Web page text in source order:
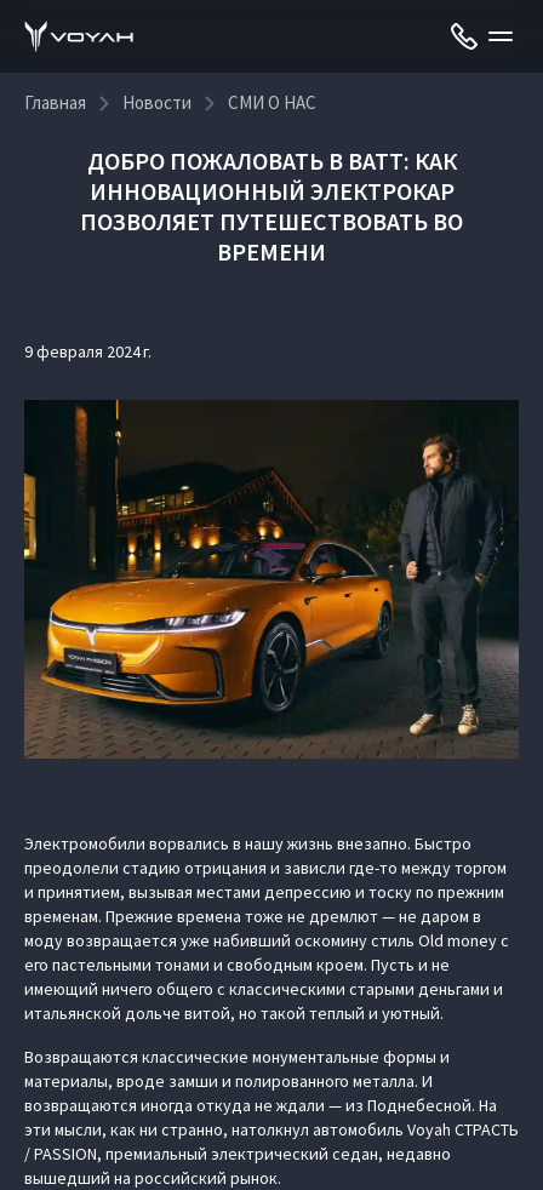
Главная Новости СМИ О НАС
ДОБРО ПОЖАЛОВАТЬ В ВАТТ: КАК
ИННОВАЦИОННЫЙ ЭЛЕКТРОКАР
ПОЗВОЛЯЕТ ПУТЕШЕСТВОВАТЬ ВО
ВРЕМЕНИ
9 февраля 2024 г.
Электромобили ворвались в нашу жизнь внезапно. Быстро
преодолели стадию отрицания и зависли где-то между торгом
и принятием, вызывая местами депрессию и тоску по прежним
временам. Прежние времена тоже не дремлют — не даром в
моду возвращается уже набивший оскомину стиль Old money с
его пастельными тонами и свободным кроем. Пусть и не
имеющий ничего общего с классическими старыми деньгами и
итальянской дольче витой, но такой теплый и уютный.
Возвращаются классические монументальные формы и
материалы, вроде замши и полированного металла. И
возвращаются иногда откуда не ждали — из Поднебесной. На
эти мысли, как ни странно, натолкнул автомобиль Voyah СТРАСТЬ
/ PASSION, премиальный электрический седан, недавно
вышедший на российский рынок.